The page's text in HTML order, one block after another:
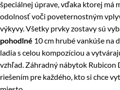
špeciálnej úprave, vďaka ktorej má
odolnosť voči poveternostným
výkyvy. Všetky prvky zostavy sú
pohodlné 10 cm hrubé vankúše na
ladia s celou kompozíciou a
vzhľad. Záhradný nábytok Rubicon
riešením pre každého, kto si chce